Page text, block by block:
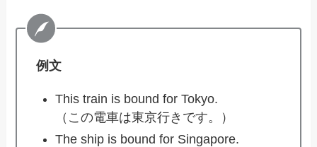
例文
This train is bound for Tokyo.
（この電車は東京行きです。）
The ship is bound for Singapore.